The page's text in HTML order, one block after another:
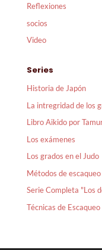
Reflexiones
socios
Video
Series
Historia de Japón
La intregridad de los
Libro Aikido por
Los exámenes
Los grados en el Judo
Métodos de escaqueo
Serie Completa "Los
Técnicas de Escaqueo